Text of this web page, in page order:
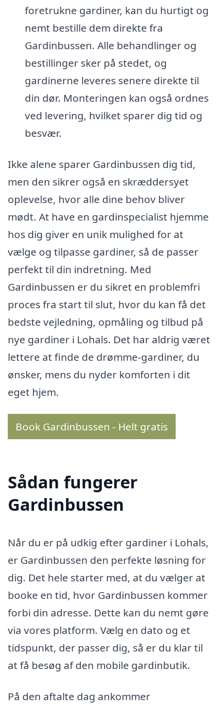
foretrukne gardiner, kan du hurtigt og
nemt bestille dem direkte fra
Gardinbussen. Alle behandlinger og
bestillinger sker på stedet, og
gardinerne leveres senere direkte til
din dør. Monteringen kan også ordnes
ved levering, hvilket sparer dig tid og
besvær.
Ikke alene sparer Gardinbussen dig tid,
men den sikrer også en skræddersyet
oplevelse, hvor alle dine behov bliver
mødt. At have en gardinspecialist hjemme
hos dig giver en unik mulighed for at
vælge og tilpasse gardiner, så de passer
perfekt til din indretning. Med
Gardinbussen er du sikret en problemfri
proces fra start til slut, hvor du kan få det
bedste vejledning, opmåling og tilbud på
nye gardiner i Lohals. Det har aldrig været
lettere at finde de drømme-gardiner, du
ønsker, mens du nyder komforten i dit
eget hjem.
Book Gardinbussen - Helt gratis
Sådan fungerer
Gardinbussen
Når du er på udkig efter gardiner i Lohals,
er Gardinbussen den perfekte løsning for
dig. Det hele starter med, at du vælger at
booke en tid, hvor Gardinbussen kommer
forbi din adresse. Dette kan du nemt gøre
via vores platform. Vælg en dato og et
tidspunkt, der passer dig, så er du klar til
at få besøg af den mobile gardinbutik.
På den aftalte dag ankommer